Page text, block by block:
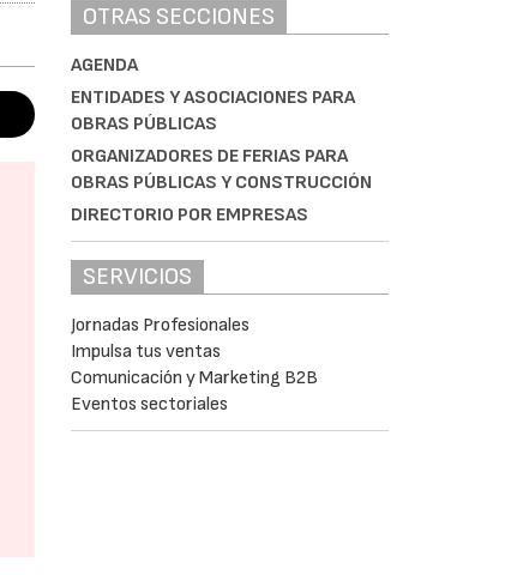
OTRAS SECCIONES
AGENDA
ENTIDADES Y ASOCIACIONES PARA
OBRAS PÚBLICAS
ORGANIZADORES DE FERIAS PARA
OBRAS PÚBLICAS Y CONSTRUCCIÓN
DIRECTORIO POR EMPRESAS
SERVICIOS
Jornadas Profesionales
Impulsa tus ventas
Comunicación y Marketing B2B
Eventos sectoriales